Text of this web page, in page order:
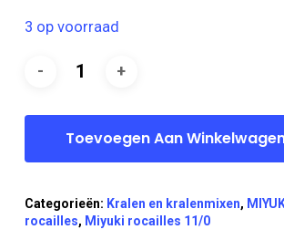
3 op voorraad
Toevoegen Aan
Categorieën: Kralen en kralenmixen,
rocailles, Miyuki rocailles 11/0